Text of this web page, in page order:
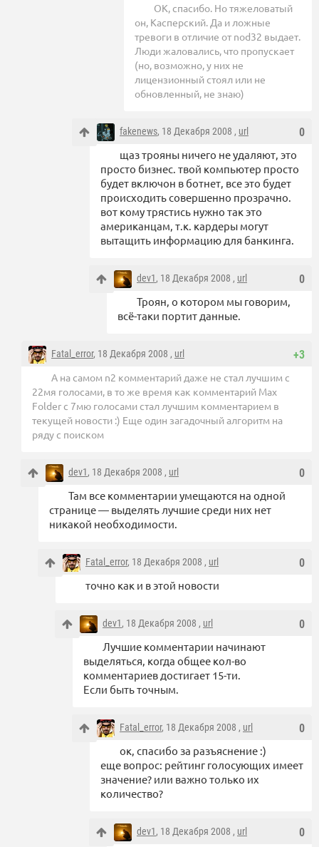
ОК, спасибо. Но тяжеловатый
он, Касперский. Да и ложные
тревоги в отличие от nod32 выдает.
Люди жаловались, что пропускает
(но, возможно, у них не
лицензионный стоял или не
обновленный, не знаю)
0
fakenews, 18 Декабря 2008 , url
щаз трояны ничего не удаляют, это
просто бизнес. твой компьютер просто
будет включон в ботнет, все это будет
происходить совершенно прозрачно.
вот кому трястись нужно так это
американцам, т.к. кардеры могут
вытащить информацию для банкинга.
0
dev1, 18 Декабря 2008 , url
Троян, о котором мы говорим,
всё-таки портит данные.
+3
Fatal_error, 18 Декабря 2008 , url
А на самом n2 комментарий даже не стал лучшим с
22мя голосами, в то же время как комментарий Max
Folder с 7мю голосами стал лучшим комментарием в
текущей новости :) Еще один загадочный алгоритм на
ряду с поиском
0
dev1, 18 Декабря 2008 , url
Там все комментарии умещаются на одной
странице — выделять лучшие среди них нет
никакой необходимости.
0
Fatal_error, 18 Декабря 2008 , url
точно как и в этой новости
0
dev1, 18 Декабря 2008 , url
Лучшие комментарии начинают
выделяться, когда общее кол-во
комментариев достигает 15-ти.
Если быть точным.
0
Fatal_error, 18 Декабря 2008 , url
ок, спасибо за разъяснение :)
еще вопрос: рейтинг голосующих имеет
значение? или важно только их
количество?
0
dev1, 18 Декабря 2008 , url